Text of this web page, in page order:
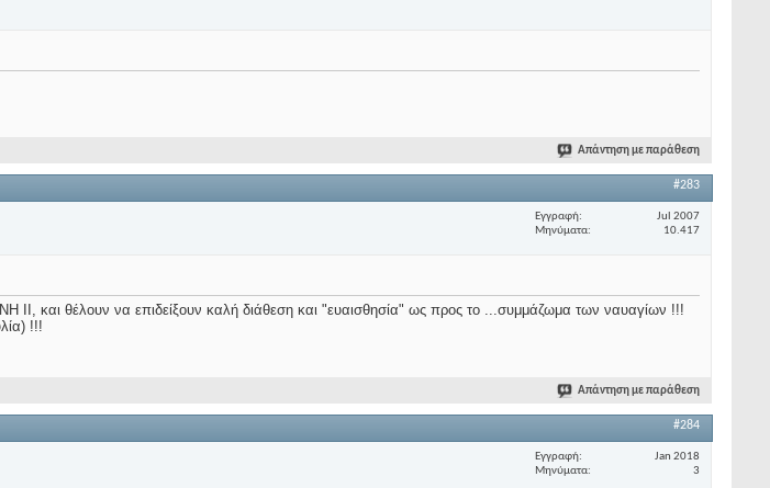
Απάντηση με παράθεση
#283
Εγγραφή
Jul 2007
Μηνύματα
10.417
και θέλουν να επιδείξουν καλή διάθεση και "ευαισθησία" ως προς το ...συμμάζωμα των ναυαγίων !!!
!!!
Απάντηση με παράθεση
#284
Εγγραφή
Jan 2018
Μηνύματα
3